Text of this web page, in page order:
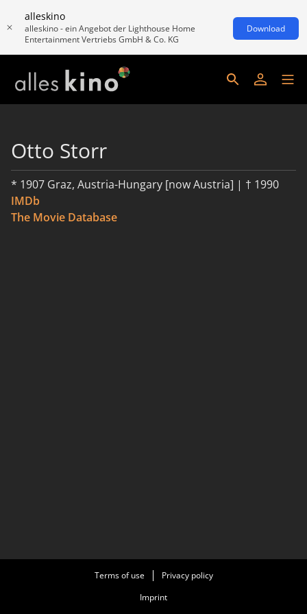
alleskino
alleskino - ein Angebot der Lighthouse Home
Entertainment Vertriebs GmbH & Co. KG
Download
Otto Storr
* 1907 Graz, Austria-Hungary [now Austria] | † 1990
IMDb
The Movie Database
Terms of use
Privacy policy
Imprint